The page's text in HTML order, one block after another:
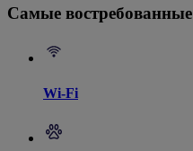
Самые востребованные
Wi-Fi